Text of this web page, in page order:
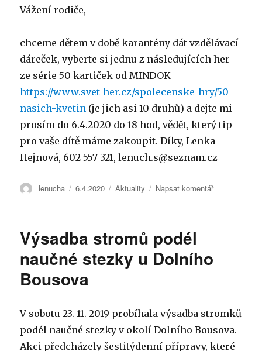
v
2020/21
Vážení rodiče,
chceme dětem v době karantény dát vzdělávací
dáreček, vyberte si jednu z následujících her
ze série 50 kartiček od MINDOK
https://www.svet-her.cz/spolecenske-hry/50-
nasich-kvetin (je jich asi 10 druhů) a dejte mi
prosím do 6.4.2020 do 18 hod, vědět, který tip
pro vaše dítě máme zakoupit. Díky, Lenka
Hejnová, 602 557 321, lenuch.s@seznam.cz
Autor:
lenucha Publikováno:
6.4.2020 Rubriky:
Aktuality Napsat komentářpro
Výsadba stromů podél
naučné stezky u Dolního
Bousova
V sobotu 23. 11. 2019 probíhala výsadba stromků
podél naučné stezky v okolí Dolního Bousova.
Akci předcházely šestitýdenní přípravy, které